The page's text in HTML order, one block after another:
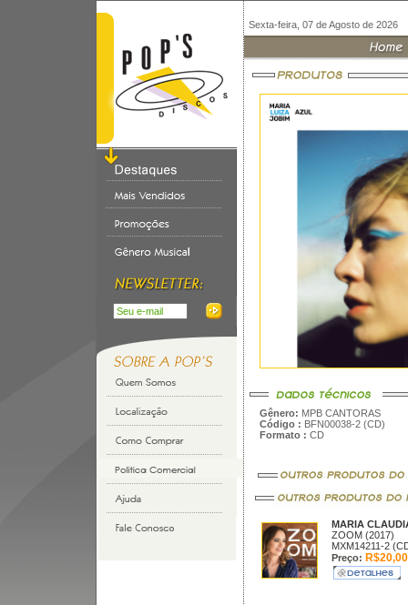
Sexta-feira, 07 de Agosto de 2026
Gênero: MPB CANTORAS
Código : BFN00038-2 (CD)
Formato : CD
MARIA
ZOOM (2017)
MXM14211-2
Preço: R$20,00